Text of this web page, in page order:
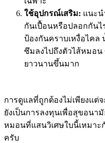
ใช้อุปกรณ์เสริม: แนะน
กันเปื้อนหรือปลอกกัน
ป้องกันคราบเหงื่อไคล
ซึมลงไปถึงตัวไส้หมอน
ยาวนานขึ้นมาก
การดูแลที่ถูกต้องไม่เพียงแ
ยังเป็นการลงทุนเพื่อสุขอนา
หมอนที่แสนวิเศษใบนี้เหมาะ
ครับ